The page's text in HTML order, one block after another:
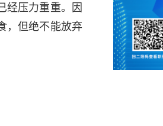
经压力重重。因
，但绝不能放弃